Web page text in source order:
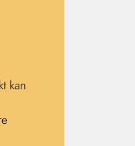
kan